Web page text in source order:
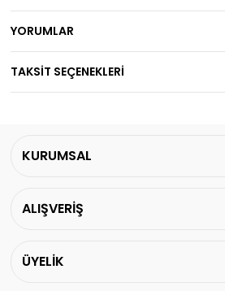
YORUMLAR
TAKSİT SEÇENEKLERİ
KURUMSAL
ALIŞVERİŞ
ÜYELİK